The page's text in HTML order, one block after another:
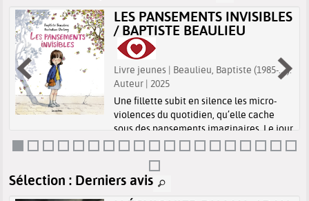
LES PANSEMENTS INVISIBLES
/ BAPTISTE BEAULIEU
Livre jeunes | Beaulieu, Baptiste (1985-....).
Auteur | 2025
Une fillette subit en silence les micro-
violences du quotidien, qu’elle cache
sous des pansements imaginaires. Le jour
où elle trouve le courage de parler à sa
transforme sa douleur en espoir.
Sélection : Derniers avis